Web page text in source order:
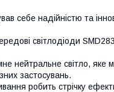
себе надійністю та
світлодіоди
нейтральне світло, яке
застосувань.
робить стрічку